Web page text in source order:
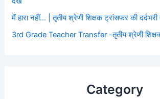
मैं हारा नहीं… | तृतीय श्रेणी शिक्षक ट्रांसफर की दर्दभरी
3rd Grade Teacher Transfer -तृतीय श्रेणी
Category